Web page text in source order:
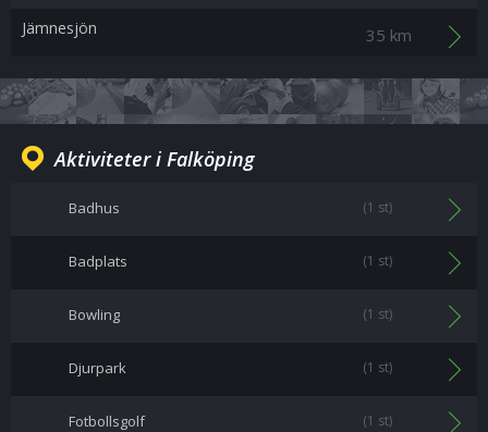
Jämnesjön 35 km
Aktiviteter i Falköping
Badhus (1 st)
Badplats (1 st)
Bowling (1 st)
Djurpark (1 st)
Fotbollsgolf (1 st)